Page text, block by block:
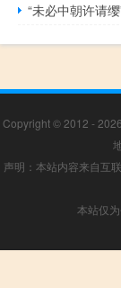
“未必中朝许请
Copyright © 2012 - 2026
声明：本站内容来自互
本站仅